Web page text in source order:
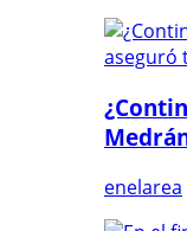
enelarea